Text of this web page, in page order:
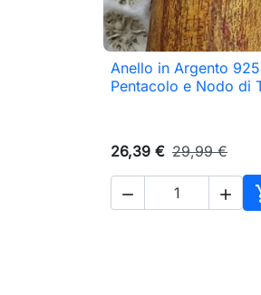

Anello in Argento
Pentacolo e Nodo di
26,39 € 29,99 €
 